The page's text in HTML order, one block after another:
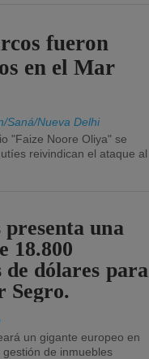
fueron
en el Mar
Saná/Nueva Delhi
"Faize Noore Oliya" se
reivindican el ataque al
una
18.800
de dólares para
Segro.
un gigante europeo en
de inmuebles